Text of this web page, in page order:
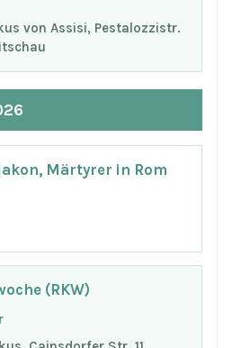
von Assisi, Pestalozzistr.
Märtyrer in Rom
(RKW)